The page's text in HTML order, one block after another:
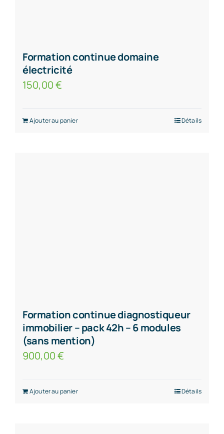
Formation continue domaine
électricité
150,00€
Ajouter au panier Détails
Formation continue diagnostiqueur
immobilier – pack 42h – 6 modules
(sans mention)
900,00€
Ajouter au panier Détails